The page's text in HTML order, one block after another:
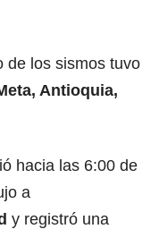
de los sismos tuvo
Antioquia,
hacia las 6:00 de
a
y registró una